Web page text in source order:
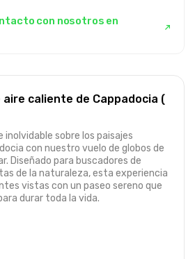
aire caliente de Cappadocia (
inolvidable sobre los paisajes
con nuestro vuelo de globos de
Diseñado para buscadores de
de la naturaleza, esta experiencia
vistas con un paseo sereno que
durar toda la vida.
con nosotros en